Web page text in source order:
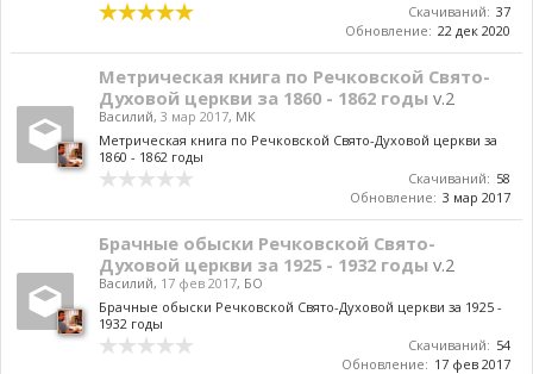
Скачиваний: 37
Обновление: 22 дек 2020
Метрическая книга по Речковской Свято-
Духовой церкви за 1860 - 1862 годы v.2
Василий, 3 мар 2017, МК
Метрическая книга по Речковской Свято-Духовой церкви за
1860 - 1862 годы
Скачиваний: 58
Обновление: 3 мар 2017
Брачные обыски Речковской Свято-
Духовой церкви за 1925 - 1932 годы v.2
Василий, 17 фев 2017, БО
Брачные обыски Речковской Свято-Духовой церкви за 1925 -
1932 годы
Скачиваний: 54
Обновление: 17 фев 2017